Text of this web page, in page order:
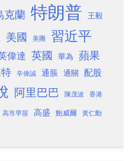
克蘭 特朗普 王毅
美國 美團 習近平
偉達 英國 華為 蘋果
辛偉誠 通脹 通關 配股
阿里巴巴 陳茂波 香港
高市早苗 高盛 鮑威爾 黃仁勳